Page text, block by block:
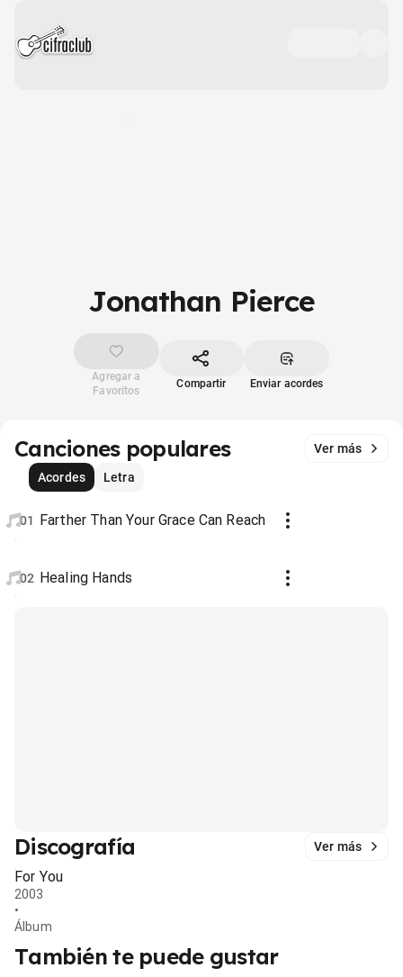
Jonathan Pierce
Agregar a
Favoritos
Compartir Enviar acordes
Canciones populares
Ver más
Acordes
Letra
01 Farther Than Your Grace Can Reach
02 Healing Hands
Discografía Ver más
For You
2003
•
Álbum
También te puede gustar